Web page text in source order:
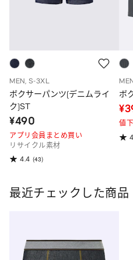
MEN, S-3XL
ボクサーパンツ(デニムライ
ク)ST
¥490
アプリ会員まとめ買い
リサイクル素材
4.4 (43)
ボ
値
最近チェックした商品